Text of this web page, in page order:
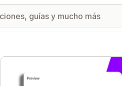
Galería de imágenes destacadas